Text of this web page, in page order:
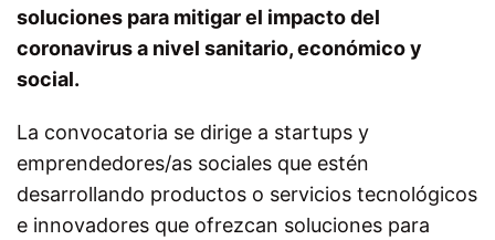
soluciones para mitigar el impacto del
coronavirus a nivel sanitario, económico y
social.
La convocatoria se dirige a startups y
emprendedores/as sociales que estén
desarrollando productos o servicios tecnológicos
e innovadores que ofrezcan soluciones para